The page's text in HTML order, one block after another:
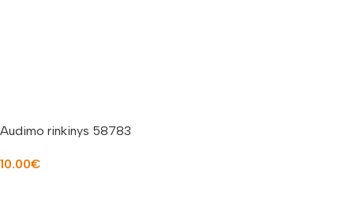
Audimo rinkinys 58783
10.00€